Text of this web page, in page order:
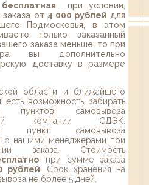
при условии,
от 4 000 рублей для
Подмосковья, в этом
только заказанный
заказа меньше, то при
вы дополнительно
доставку в размере
области и ближайшего
есть возможность забирать
самовывоза
компании СДЭК.
пункт самовывоза
с нашими менеджерами при
заказа. Стоимость
при сумме заказа
рублей . Срок хранения на
не более 5 дней.